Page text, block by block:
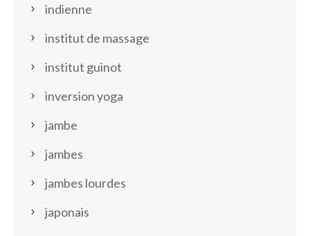
indienne
institut de massage
institut guinot
inversion yoga
jambe
jambes
jambes lourdes
japonais